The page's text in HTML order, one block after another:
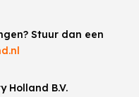
Stuur dan een
Holland B.V.